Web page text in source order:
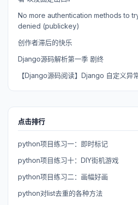
No more authentication methods to
denied (publickey)
创作者滞后的快乐
Django源码解析第一季 剧终
【Django源码阅读】Django 自定义异
点击排行
python项目练习一：即时标记
python项目练习十：DIY街机游戏
python项目练习二：画幅好画
python对list去重的各种方法